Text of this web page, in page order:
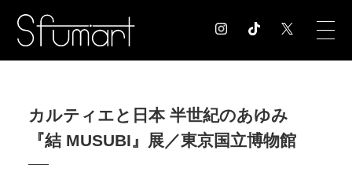
COLUMN コラム記事
EXHIBITION
カルティエと日本 半世紀のあゆみ
『結 MUSUBI』展／東京国立博物館